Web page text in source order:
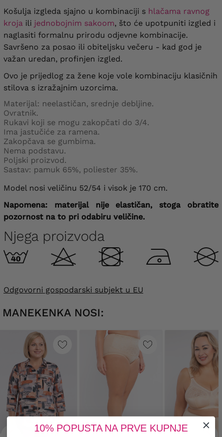
Košulja izgleda sjajno u kombinaciji s hlačama ravnog
kroja ili jednobojnim sakoom, što će upotpuniti izgled i
naglasiti formalnu prirodu odjevne kombinacije.
Savršeno za posao ili obiteljsku večeru - kad god je
važan uredan, profinjen izgled.
Ovo je prijedlog za žene koje vole kombinaciju klasičnih
stilova s ​​izražajnim uzorcima.
Materijal: neelastičan, srednje debljine.
Ovratnik.
Rukavi koji se mogu zakopčati do 3/4.
Ima jastučiće za ramena.
Zakopčava se gumbima.
Nema podstavu.
Poljski proizvod.
Sastav: pamuk 65%, poliester 35%.
Model nosi veličinu 52/54 i visok je 170 cm.
Napomena: materijal nije elastičan, stoga obratite
pozornost na to pri odabiru veličine.
Njega proizvoda
Odgovorni gospodarski subjekt u EU
MANEKENKA NOSI:
10% POPUSTA NA PRVE KUPNJE